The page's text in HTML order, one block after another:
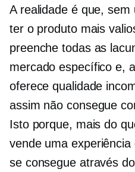
A realidade é que,
ter o produto mais
preenche todas as
mercado específico e,
oferece qualidade
assim não consegue
Isto porque, mais do
vende uma
se consegue através